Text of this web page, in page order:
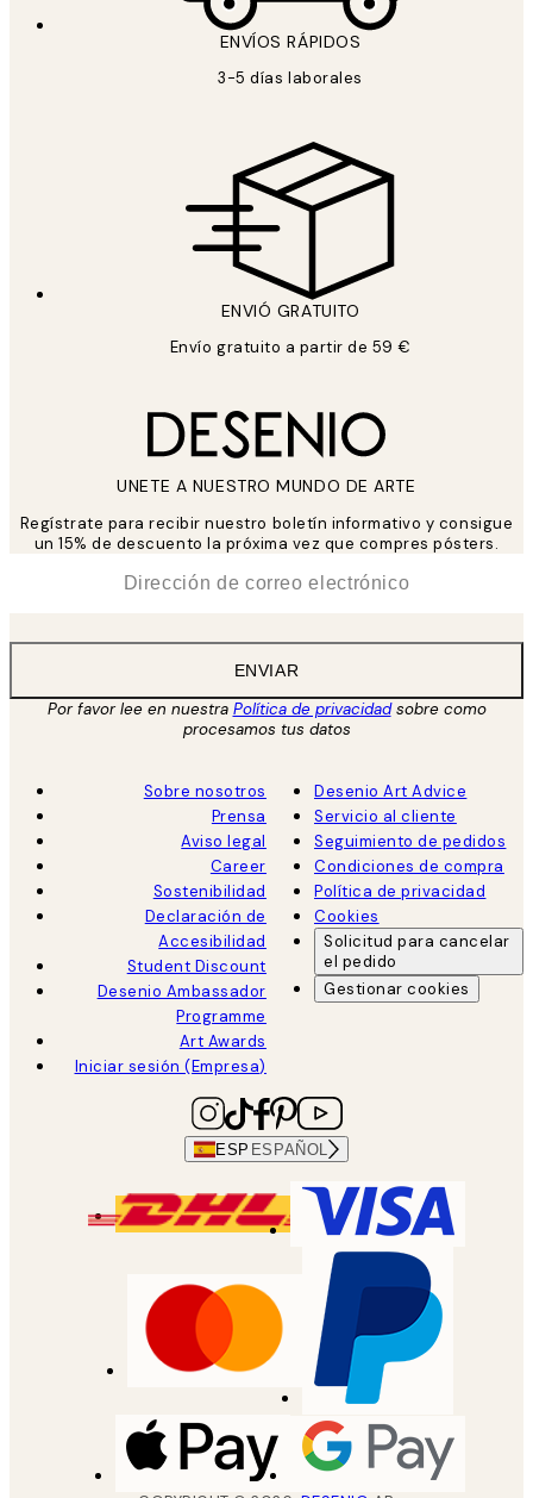
ENVÍOS RÁPIDOS
3-5 días laborales
ENVIÓ GRATUITO
Envío gratuito a partir de 59 €
UNETE A NUESTRO MUNDO DE ARTE
Regístrate para recibir nuestro boletín informativo y consigue
un 15% de descuento la próxima vez que compres pósters.
ENVIAR
Por favor lee en nuestra Política de privacidadsobre como
procesamos tus datos
Sobre nosotros
Prensa
Aviso legal
Career
Sostenibilidad
Declaración de
Accesibilidad
Student Discount
Desenio Ambassador
Programme
Art Awards
Iniciar sesión (Empresa)
Desenio Art Advice
Servicio al cliente
Seguimiento de pedidos
Condiciones de compra
Política de privacidad
Cookies
Solicitud para cancelar
el pedido
Gestionar cookies
ESP ESPAÑOL